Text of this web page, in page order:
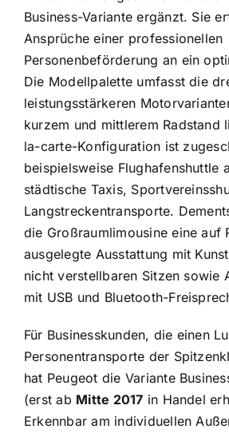
Business-Variante ergänzt. Sie
Ansprüche einer professionellen
Personenbeförderung an ein
Die Modellpalette umfasst die
leistungsstärkeren
kurzem und mittlerem Radstand
la-carte-Konfiguration ist
beispielsweise Flughafenshuttle
städtische Taxis,
Langstreckentransporte.
die Großraumlimousine eine auf
ausgelegte Ausstattung mit
nicht verstellbaren Sitzen sowie
mit USB und Bluetooth-
Für Businesskunden, die einen
Personentransporte der
hat Peugeot die Variante
(erst ab Mitte 2017 in Handel
Erkennbar am individuellen